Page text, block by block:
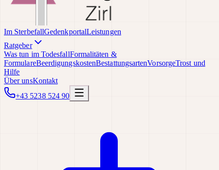
Im SterbefallGedenkportalLeistungen
Ratgeber
Was tun im TodesfallFormalitäten &
FormulareBeerdigungskostenBestattungsartenVorsorgeTrost und
Hilfe
Über unsKontakt
+43 5238 524 90